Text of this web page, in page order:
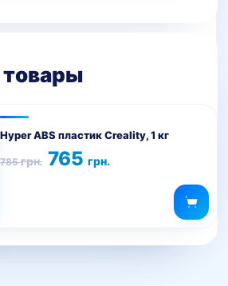
Hyper ABS пластик Creality, 1 кг
785грн.
Первоначальная
цена
765грн.
Текущая
цена: